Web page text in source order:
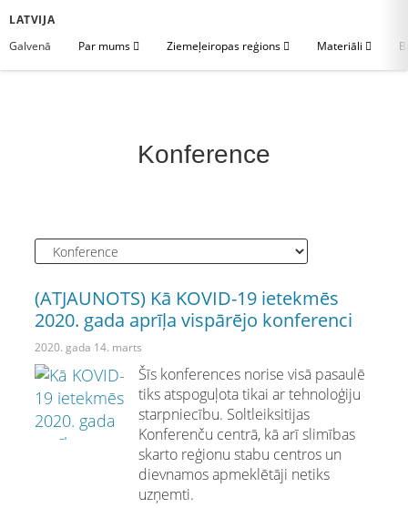
LATVIJA
Galvenā
Par mums Ziemeļeiropas reģions Materiāli
Konference
(ATJAUNOTS) Kā KOVID-19 ietekmēs
2020. gada aprīļa vispārējo konferenci
2020. gada 14. marts
Šīs konferences norise visā pasaulē
tiks atspoguļota tikai ar tehnoloģiju
starpniecību. Soltleiksitijas
Konferenču centrā, kā arī slimības
skarto reģionu stabu centros un
dievnamos apmeklētāji netiks
uzņemti.